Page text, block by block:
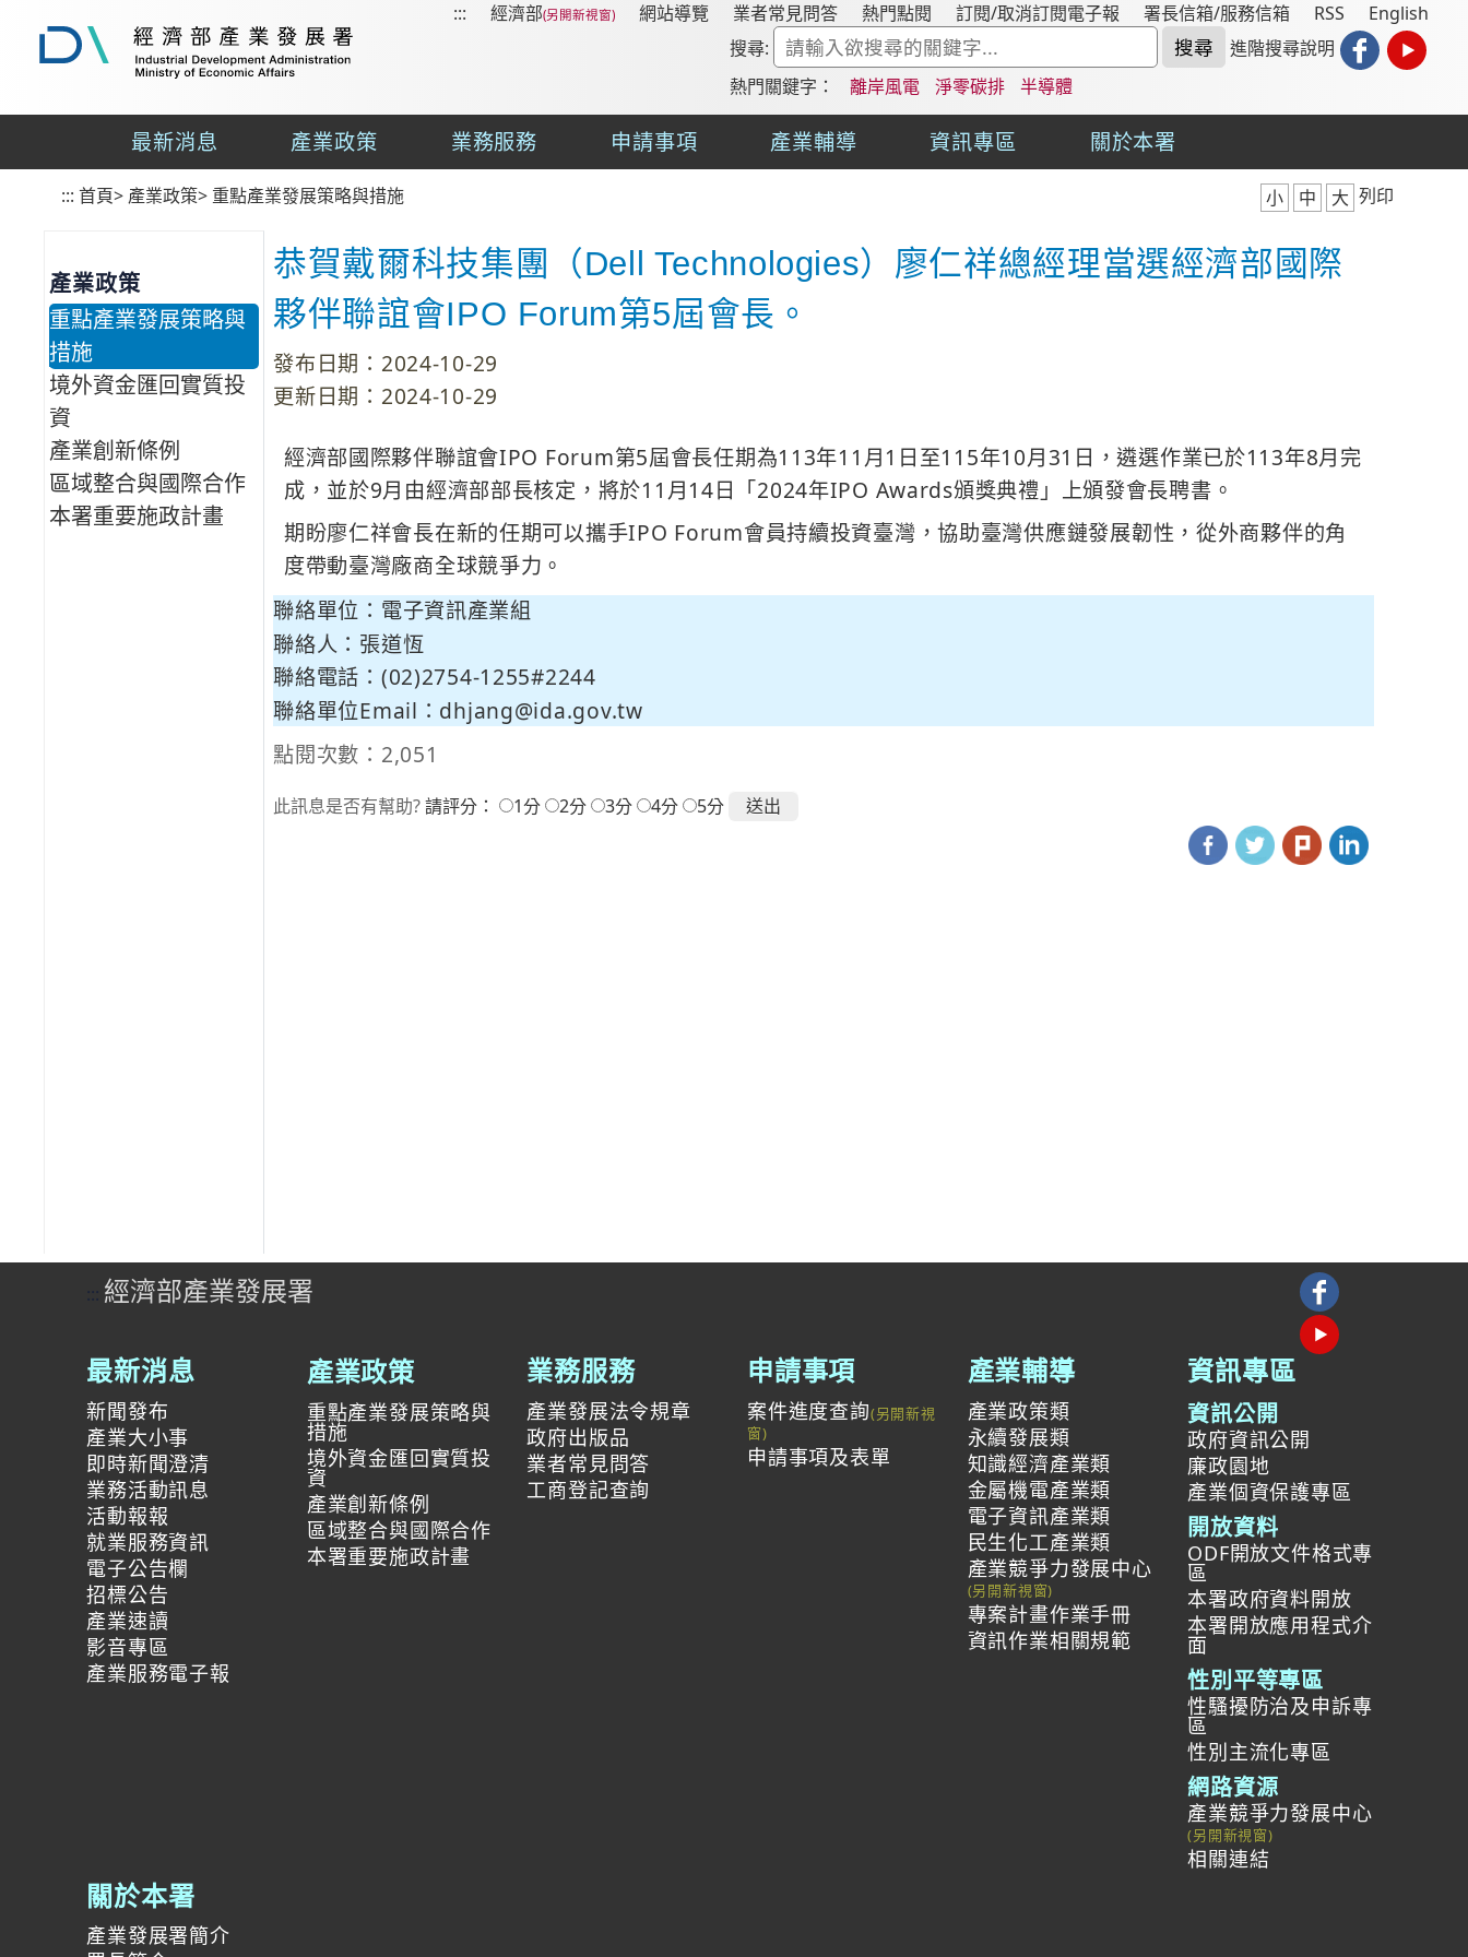
濟
業
發
::: 經濟部 網站導覽 業者常見問答 熱門點閱 訂閱/取消訂閱電子報 署長信箱/服務信箱 RSS
English
搜尋:
進階搜尋說明
熱門關鍵字：
離岸風電 淨零碳排 半導體
最新消息 產業政策 業務服務 申請事項 產業輔導 資訊專區 關於本署
::: 首頁> 產業政策> 重點產業發展策略與措施 小 中 大 列印
產業政策
重點產業發展策略與
措施
境外資金匯回實質投
資
產業創新條例
區域整合與國際合作
本署重要施政計畫
恭賀戴爾科技集團（Dell Technologies）廖仁祥總經理當選經濟部國際
夥伴聯誼會IPO Forum第5屆會長。
發布日期：2024-10-29
更新日期：2024-10-29
經濟部國際夥伴聯誼會IPO Forum第5屆會長任期為113年11月1日至115年10月31日，遴選作業已於113年8月完
成，並於9月由經濟部部長核定，將於11月14日「2024年IPO Awards頒獎典禮」上頒發會長聘書。
期盼廖仁祥會長在新的任期可以攜手IPO Forum會員持續投資臺灣，協助臺灣供應鏈發展韌性，從外商夥伴的角
度帶動臺灣廠商全球競爭力。
聯絡單位：電子資訊產業組
聯絡人：張道恆
聯絡電話：(02)2754-1255#2244
聯絡單位Email： dhjang@ida.gov.tw
點閱次數：2,051
此訊息是否有幫助?請評分： 1分 2分 3分 4分 5分
::: 經濟部產業發展署
最新消息
新聞發布
產業大小事
即時新聞澄清
業務活動訊息
活動報報
就業服務資訊
電子公告欄
招標公告
產業速讀
影音專區
產業服務電子報
產業政策
重點產業發展策略與
措施
境外資金匯回實質投
資
產業創新條例
區域整合與國際合作
本署重要施政計畫
業務服務
產業發展法令規章
政府出版品
業者常見問答
工商登記查詢
申請事項
案件進度查詢
申請事項及表單
產業輔導
產業政策類
永續發展類
知識經濟產業類
金屬機電產業類
電子資訊產業類
民生化工產業類
產業競爭力發展中心
專案計畫作業手冊
資訊作業相關規範
資訊專區
資訊公開
政府資訊公開
廉政園地
產業個資保護專區
開放資料
ODF開放文件格式專
區
本署政府資料開放
本署開放應用程式介
面
性別平等專區
性騷擾防治及申訴專
區
性別主流化專區
網路資源
產業競爭力發展中心
相關連結
關於本署
產業發展署簡介